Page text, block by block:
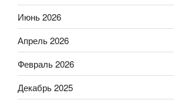
Июнь 2026
Апрель 2026
Февраль 2026
Декабрь 2025